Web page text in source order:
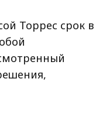
Торрес срок в